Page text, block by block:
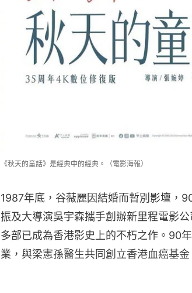
《秋天的童話》是經典中的經典。（電影海報）
1987年底，谷薇麗因結婚而暫別影壇，
振及大導演吳宇森攜手創辦新里程電影
多部已成為香港影史上的不朽之作。90
業，與梁憲孫醫生共同創立香港血癌基